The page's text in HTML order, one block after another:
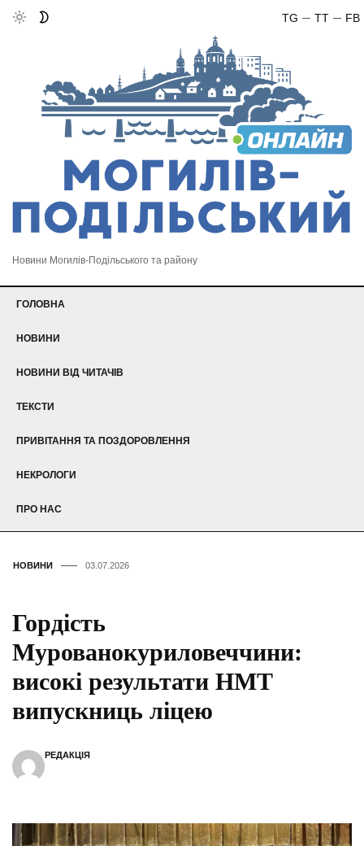
FB
TT
TG
Новини Могилів-Подільського та району
ГОЛОВНА
НОВИНИ
НОВИНИ ВІД ЧИТАЧІВ
ТЕКСТИ
ПРИВІТАННЯ ТА ПОЗДОРОВЛЕННЯ
НЕКРОЛОГИ
ПРО НАС
НОВИНИ 03.07.2026
Гордість
Мурованокуриловеччини:
високі результати НМТ
випускниць ліцею
РЕДАКЦІЯ